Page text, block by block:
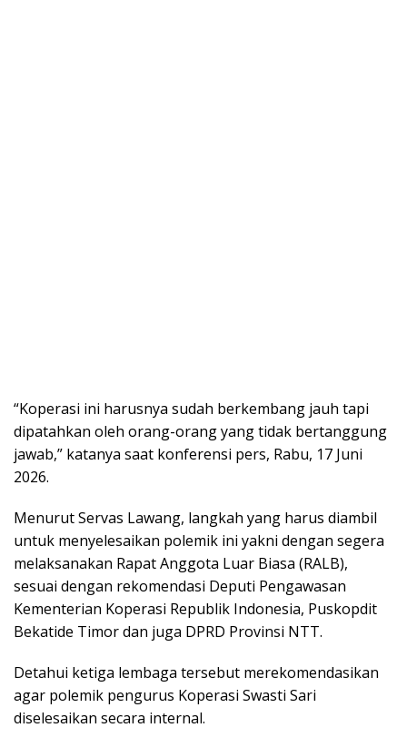
“Koperasi ini harusnya sudah berkembang jauh tapi
dipatahkan oleh orang-orang yang tidak bertanggung
jawab,” katanya saat konferensi pers, Rabu, 17 Juni
2026.
Menurut Servas Lawang, langkah yang harus diambil
untuk menyelesaikan polemik ini yakni dengan segera
melaksanakan Rapat Anggota Luar Biasa (RALB),
sesuai dengan rekomendasi Deputi Pengawasan
Kementerian Koperasi Republik Indonesia, Puskopdit
Bekatide Timor dan juga DPRD Provinsi NTT.
Detahui ketiga lembaga tersebut merekomendasikan
agar polemik pengurus Koperasi Swasti Sari
diselesaikan secara internal.